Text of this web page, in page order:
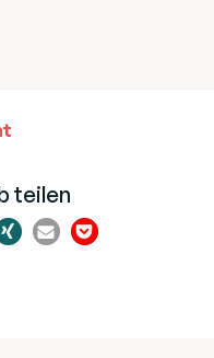
teilen